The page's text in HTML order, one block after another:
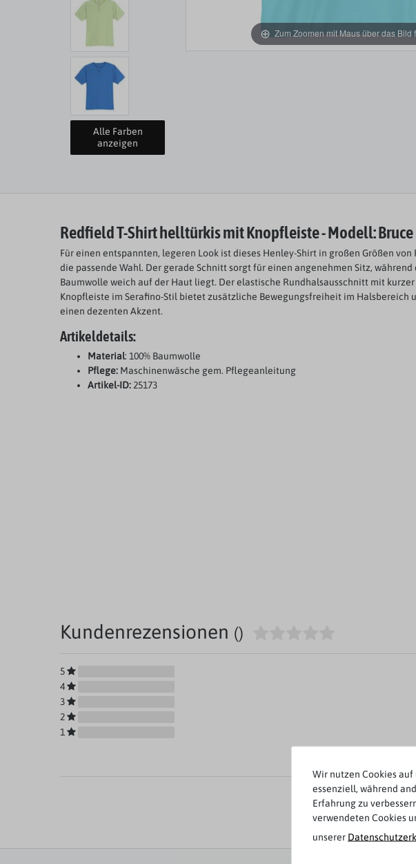
Alle Farben
anzeigen
Zum Zoomen mit Maus über das Bild
Redfield T-Shirt helltürkis mit Knopfleiste - Modell: Bruce
Für einen entspannten, legeren Look ist dieses Henley-Shirt in großen Größen von
die passende Wahl. Der gerade Schnitt sorgt für einen angenehmen Sitz, während
Baumwolle weich auf der Haut liegt. Der elastische Rundhalsausschnitt mit kurzer
Knopfleiste im Serafino-Stil bietet zusätzliche Bewegungsfreiheit im Halsbereich
einen dezenten Akzent.
Artikeldetails:
Material: 100% Baumwolle
Pflege: Maschinenwäsche gem. Pflegeanleitung
Artikel-ID:25173
Kundenrezensionen ()
5
4
3
2
1
Wir nutzen Cookies auf
essenziell, während
Erfahrung zu
verwendeten Cookies
unserer